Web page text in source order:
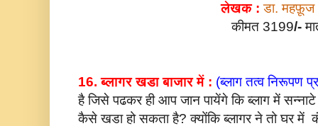
लेखक : डा. महफ़ूज
कीमत 3199/-
16. ब्लागर खडा बाजार में : (ब्लाग तत्व निरूपण
है जिसे पढकर ही आप जान पायेंगे कि ब्लाग में सन्नाटे
कैसे खडा हो सकता है? क्योंकि ब्लागर ने तो घर में